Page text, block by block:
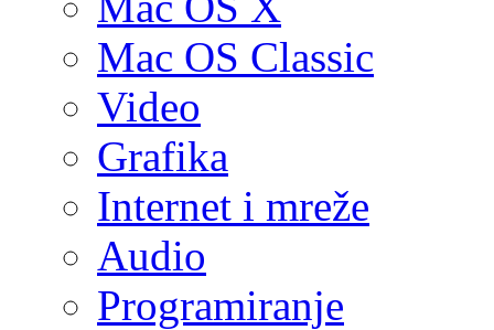
Mac OS Classic
Video
Grafika
Internet i mreže
Audio
Programiranje